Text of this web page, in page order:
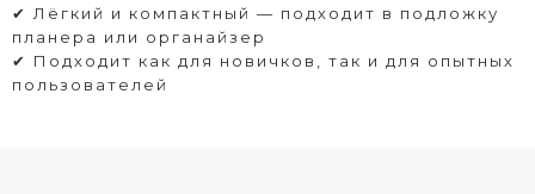
✔ Лёгкий и компактный — подходит в подложку
планера или органайзер
✔ Подходит как для новичков, так и для опытных
пользователей